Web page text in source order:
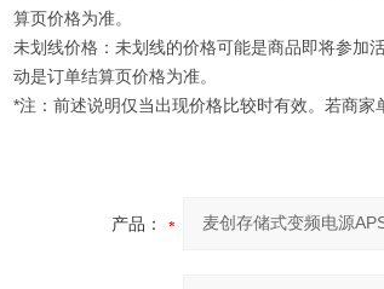
算页价格为准。
未划线价格：未划线的价格可能是商品即将参加
动是订单结算页价格为准。
*注：前述说明仅当出现价格比较时有效。若商家
产品：